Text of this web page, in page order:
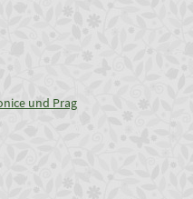
und Prag